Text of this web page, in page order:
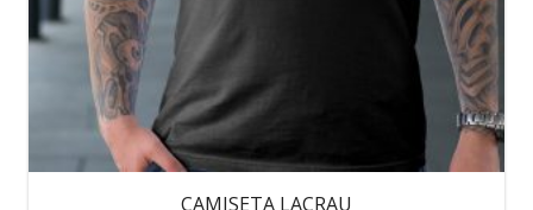
página
producto
CAMISETA LACRAU